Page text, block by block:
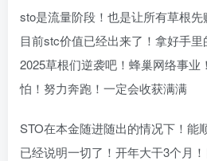
sto是流量阶段！也是让所有草根先
目前stc价值已经出来了！拿好手里
2025草根们逆袭吧！蜂巢网络事业
怕！努力奔跑！一定会收获满满
STO在本金随进随出的情况下！能
已经说明一切了！开年大干3个月